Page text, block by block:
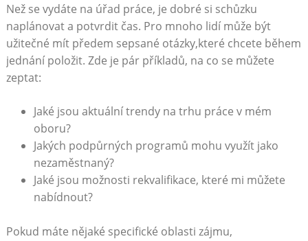
Než se vydáte na úřad práce, je dobré si schůzku
naplánovat a ⁢potvrdit čas. ⁣Pro mnoho lidí může být
⁢užitečné mít předem sepsané otázky,které chcete během
jednání položit. Zde je⁤ pár příkladů, na co se ‍můžete
zeptat:
Jaké jsou ⁢aktuální trendy na trhu práce v mém
oboru?
Jakých podpůrných programů mohu využít jako
nezaměstnaný?
Jaké⁢ jsou⁣ možnosti rekvalifikace, které mi můžete
nabídnout?
Pokud máte nějaké specifické oblasti zájmu,